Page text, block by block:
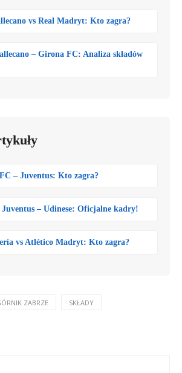
vs Real Madryt: Kto zagra?
– Girona FC: Analiza składów
– Juventus: Kto zagra?
Juventus – Udinese: Oficjalne kadry!
vs Atlético Madryt: Kto zagra?
ZABRZE SKŁADY